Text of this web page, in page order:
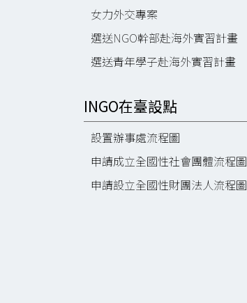
女力外交專案
選送NGO幹部赴海外實習計畫
選送青年學子赴海外實習計畫
INGO在臺設點
設置辦事處流程圖
申請成立全國性社會團體流程圖
申請設立全國性財團法人流程圖